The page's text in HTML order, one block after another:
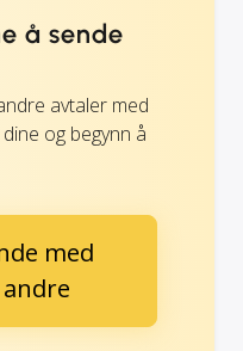
å sende
avtaler med
og begynn å
med
andre